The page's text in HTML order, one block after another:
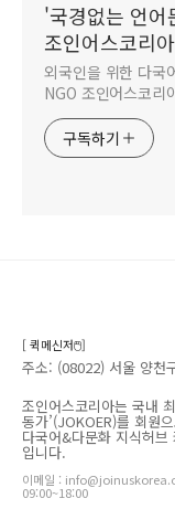
'국경없는 언어
조인어스코리아
외국인을 위한 다국
NGO 조인어스코리
구독하기
[ 퀵메신저🖱️]
주소: (08022) 서울 양천
조인어스코리아는 국내
동가’(JOKOER)를 회원
다국어&다문화 지식허
입니다.
이메일 :
09:00~18:00